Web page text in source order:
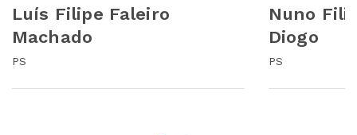
Luís Filipe Faleiro
Machado
PS
Nuno
Diogo
PS